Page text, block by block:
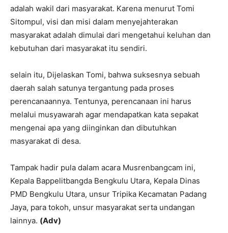
adalah wakil dari masyarakat. Karena menurut Tomi
Sitompul, visi dan misi dalam menyejahterakan
masyarakat adalah dimulai dari mengetahui keluhan dan
kebutuhan dari masyarakat itu sendiri.
selain itu, Dijelaskan Tomi, bahwa suksesnya sebuah
daerah salah satunya tergantung pada proses
perencanaannya. Tentunya, perencanaan ini harus
melalui musyawarah agar mendapatkan kata sepakat
mengenai apa yang diinginkan dan dibutuhkan
masyarakat di desa.
Tampak hadir pula dalam acara Musrenbangcam ini,
Kepala Bappelitbangda Bengkulu Utara, Kepala Dinas
PMD Bengkulu Utara, unsur Tripika Kecamatan Padang
Jaya, para tokoh, unsur masyarakat serta undangan
lainnya. (Adv)